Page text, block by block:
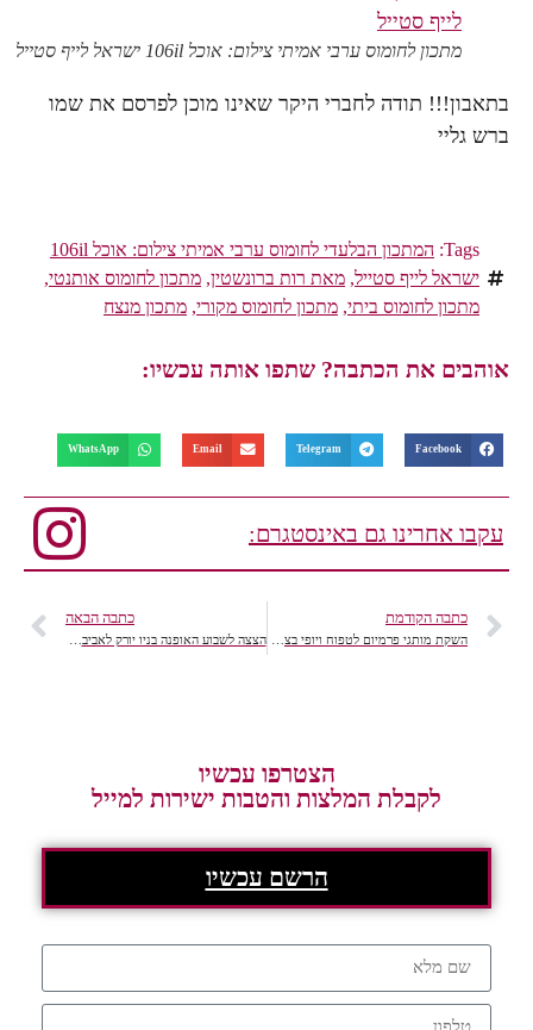
מתכון לחומוס ערבי אמיתי צילום: אוכל 106il ישראל לייף סטייל
בתאבון!!! תודה לחברי היקר שאינו מוכן לפרסם את שמו
ברש גליי
Tags:
המתכון הבלעדי לחומוס ערבי אמיתי צילום: אוכל 106il
ישראל לייף סטייל,מאת רות ברונשטין,מתכון לחומוס אותנטי,
מתכון לחומוס ביתי,מתכון לחומוס מקורי,מתכון מנצח
אוהבים את הכתבה? שתפו אותה עכשיו:
Facebook
Telegram
Email
WhatsApp
עקבו אחרינו גם באינסטגרם:
כתבה הקודמת
השקת מותגי פרמיום לטפוח ויופי בצבעי Pink לקידום המודעות לסרטן השד
כתבה הבאה
הצצה לשבוע האופנה בניו יורק לאביב 2016
הצטרפו עכשיו
לקבלת המלצות והטבות ישירות למייל
הרשם עכשיו